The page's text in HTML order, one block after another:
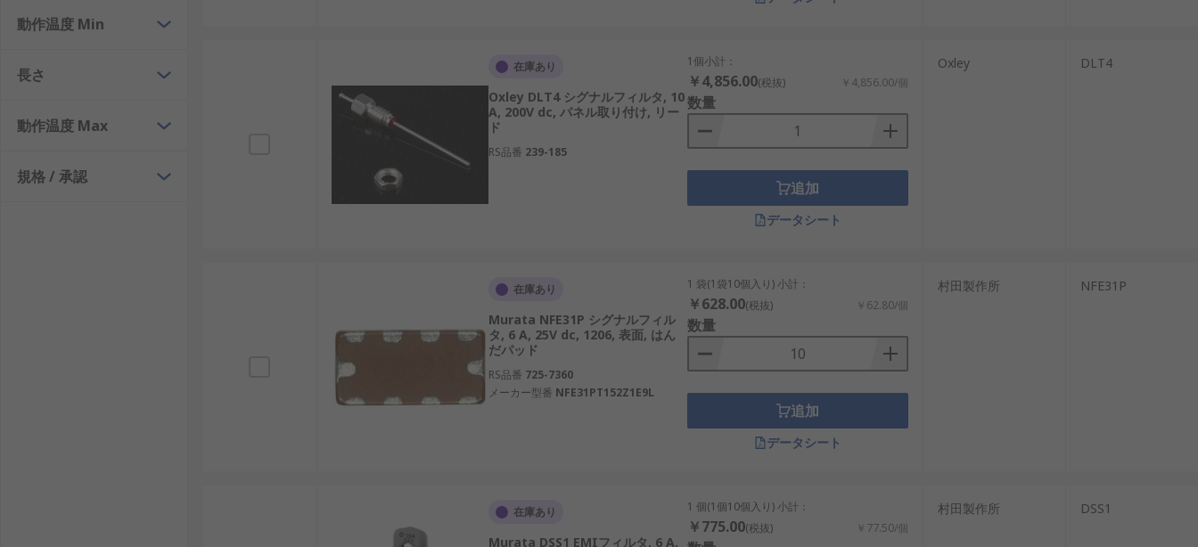
定格と回路条件：定格電圧、定格電流、信号電圧、インピーダンス、絶縁条件、直流抵抗などがあります。回路の動作条件に合わないと、信号品質や発熱
実装方式とサイズ：表面実装、リード付き、コネクタ一体型、パネル取付、スルーホール、アレイタイプなどがあります。基板面積や既存回路との互換性
減衰量と価格：挿入損失、カットオフ周波数、インピーダンス特性、低損失タイプ、高減衰タイプ、標準タイプなどがあります。販売ページや通販では、
メーカー仕様と価格を同じ条件で比較すると選びやすくなります。
信号フィルタのメーカー
STMicroelectronics：半導体や保護部品を扱うメーカーで、インターフェース回路や信号ライン保護に関連するフィルタ製品の候補になります。
TE Connectivity：コネクタや電子部品を扱うメーカーで、信号配線や機器接続部まわりのノイズ対策部品を比較する際に確認されます。
Molex：コネクタや接続部品を扱うメーカーで、通信線や機器内配線に関連するフィルタ付き部品の候補になります。
Oxley：ＥＭＩフィルタやフィードスルー部品を扱うメーカーで、筐体貫通部や機器入出力部のノイズ対策で確認できます。
TDK：受動部品やノイズ対策部品を扱うメーカーで、信号ライン向けのフィルタ、フェライト部品、ＥＭＩ対策部品を比較できます。
動作温度 Min
長さ
動作温度 Max
規格 / 承認
在庫あり
Oxley DLT4 シグナルフィルタ, 10
A, 200V dc, パネル取り付け, リー
ド
RS品番 239-185
1個小計：
￥4,856.00(税抜) ￥4,856.00/個
数量
追加
データシート
Oxley DLT4
在庫あり
Murata NFE31P シグナルフィル
タ, 6 A, 25V dc, 1206, 表面, はん
だパッド
RS品番 725-7360
メーカー型番 NFE31PT152Z1E9L
1 袋(1袋10個入り) 小計：
￥628.00(税抜) ￥62.80/個
数量
追加
データシート
村田製作所 NFE31P
在庫あり
Murata DSS1 EMIフィルタ, 6 A,
1 個(1個10個入り) 小計：
￥775.00(税抜) ￥77.50/個
村田製作所 DSS1